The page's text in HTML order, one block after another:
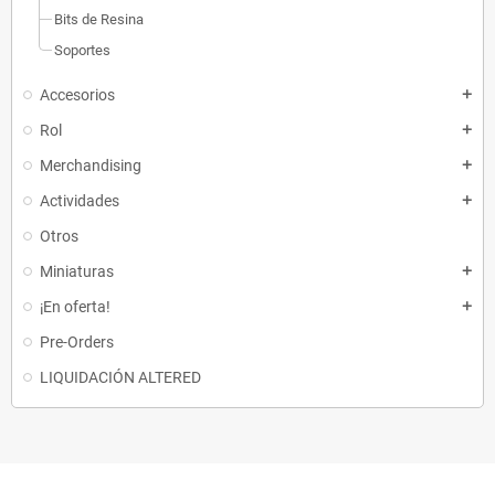
Bits de Resina
Soportes
Accesorios add
Rol add
Merchandising add
Actividades add
Otros
Miniaturas
add
¡En oferta! add
Pre-Orders
LIQUIDACIÓN ALTERED